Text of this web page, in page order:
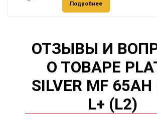
Подробнее
ОТЗЫВЫ И
О ТОВАРЕ
SILVER MF
L+ (L2)